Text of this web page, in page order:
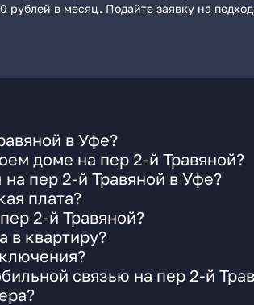
рублей в месяц. Подайте заявку на
в Уфе?
доме на пер 2-й Травяной?
пер 2-й Травяной в Уфе?
плата?
2-й Травяной?
в квартиру?
связью на пер 2-й